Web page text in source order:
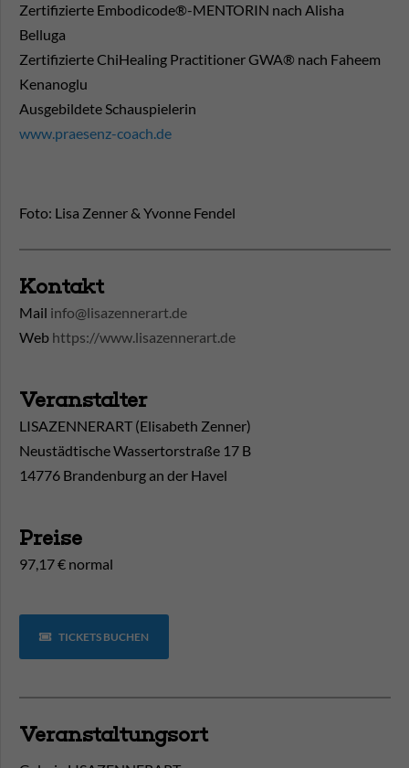
Zertifizierte Embodicode®-MENTORIN nach Alisha
Belluga
Zertifizierte ChiHealing Practitioner GWA® nach Faheem
Kenanoglu
Ausgebildete Schauspielerin
www.praesenz-coach.de
Foto: Lisa Zenner & Yvonne Fendel
Kontakt
Mail info@lisazennerart.de
Web https://www.lisazennerart.de
Veranstalter
LISAZENNERART (Elisabeth Zenner)
Neustädtische Wassertorstraße 17 B
14776 Brandenburg an der Havel
Preise
97,17 € normal
TICKETS BUCHEN
Veranstaltungsort